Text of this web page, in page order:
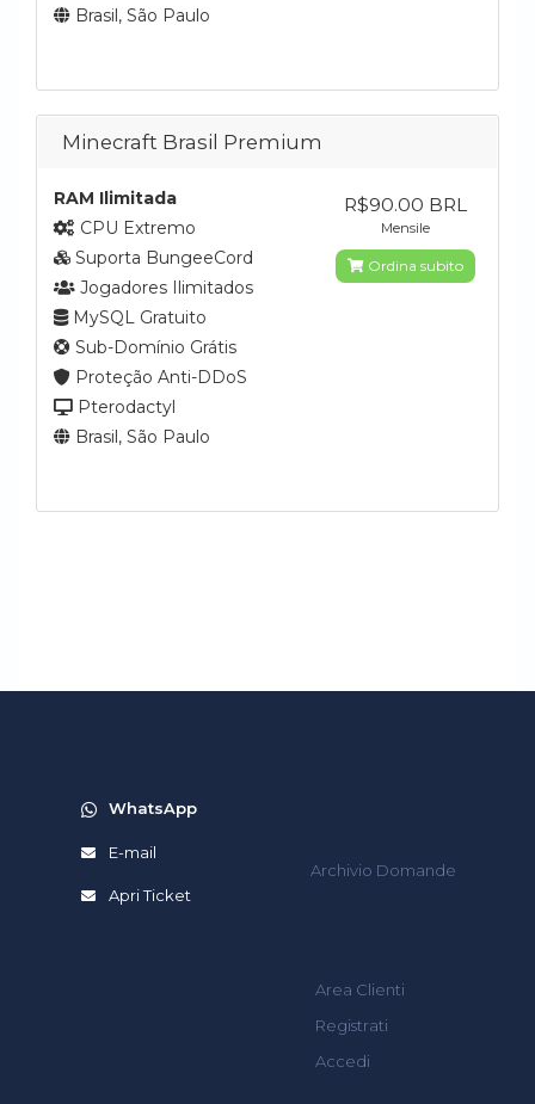
Brasil, São Paulo
Minecraft Brasil Premium
RAM Ilimitada
CPU Extremo
Suporta BungeeCord
Jogadores Ilimitados
MySQL Gratuito
Sub-Domínio Grátis
Proteção Anti-DDoS
Pterodactyl
Brasil, São Paulo
R$90.00 BRL
Mensile
Ordina subito
WhatsApp
E-mail
Apri Ticket
Archivio Domande
Area Clienti
Registrati
Accedi